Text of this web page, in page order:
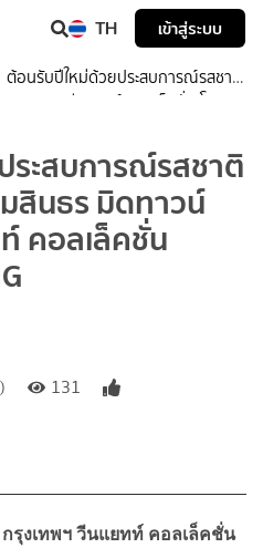
TH เข้าสู่ระบบ
ต้อนรับปีใหม่ด้วยประสบการณ์รสชาติ
งเทพฯ วีนแยทท์ คอลเล็คชั่น โรงแรม
ะสบการณ์รสชาติ
สินธร มิดทาวน์
คอลเล็คชั่น
131
รุงเทพฯ วีนแยทท์ คอลเล็คชั่น